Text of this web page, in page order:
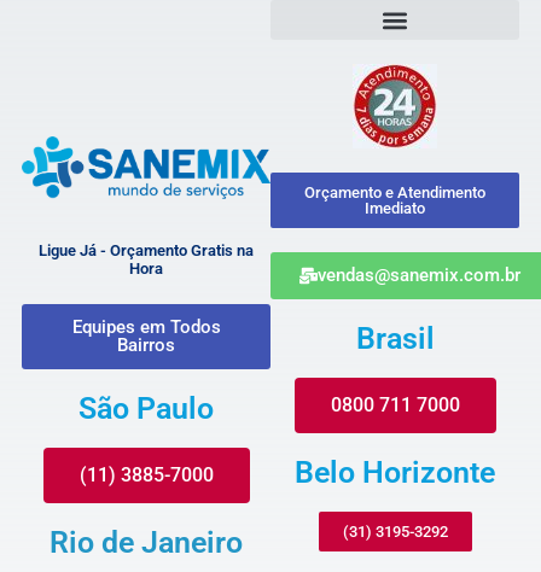
Ligue Já - Orçamento Gratis na
Hora
Equipes em Todos
Bairros
São Paulo
(11) 3885-7000
Rio de Janeiro
Orçamento e Atendimento
Imediato
vendas@sanemix.com.br
Brasil
0800 711 7000
Belo Horizonte
(31) 3195-3292